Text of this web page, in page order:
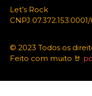
Let’s Rock
CNPJ
© 2023 Todos os
Feito com muito 🤘